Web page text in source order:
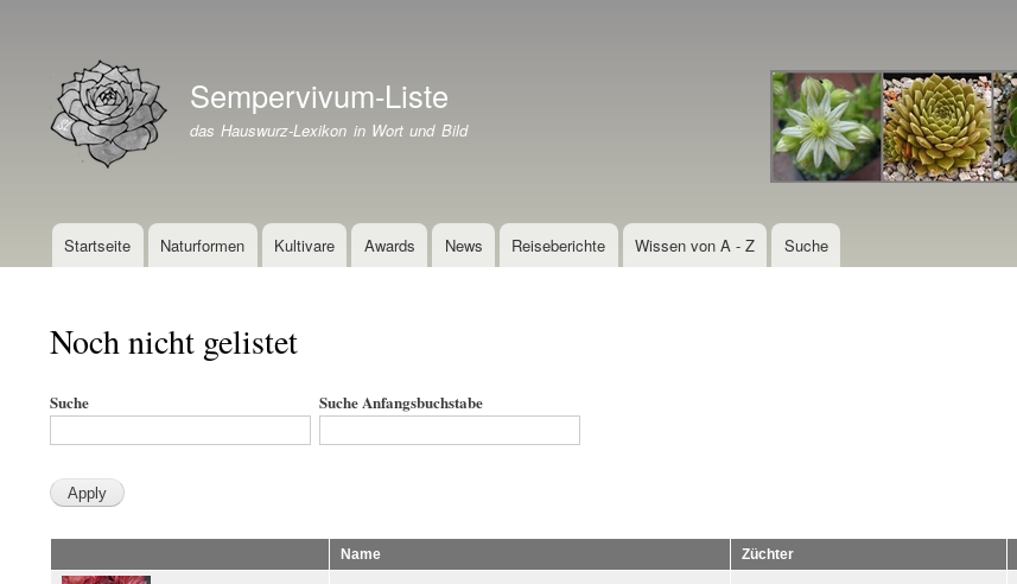
Inhalt
Branding der WebsiteSempervivum-Liste
das Hauswurz-Lexikon in Wort und Bild
Hauptnavigation
Startseite Naturformen Kultivare Awards News Reiseberichte Wissen von A - Z Suche
Noch nicht gelistet
Suche Suche Anfangsbuchstabe
Name Züchter